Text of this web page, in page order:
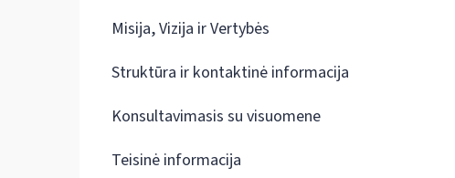
Misija, Vizija ir Vertybės
Struktūra ir kontaktinė informacija
Konsultavimasis su visuomene
Teisinė informacija